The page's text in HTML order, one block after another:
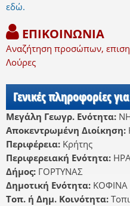
εδώ.
ΕΠΙΚΟΙΝΩΝΙΑ
Αναζήτηση προσώπων,
Λούρες
Γενικές πληροφορίες
Μεγάλη Γεωγρ. Ενότητα:
Αποκεντρωμένη Διοίκηση:
Περιφέρεια: Κρήτης
Περιφερειακή Ενότητα:
Δήμος: ΓΟΡΤΥΝΑΣ
Δημοτική Ενότητα: ΚΟΦΙΝΑ
Τοπ. ή Δημ. Κοινότητα: